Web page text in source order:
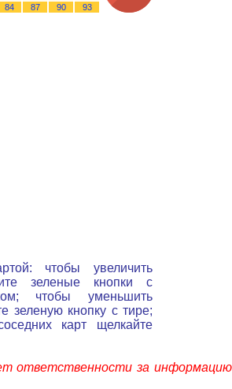
84 87 90 93
чтобы увеличить
зеленые кнопки с
чтобы уменьшить
зеленую кнопку с тире;
карт щелкайте
ответственности за